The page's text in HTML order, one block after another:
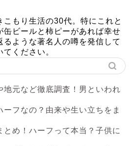
もり生活の30代。特にこれと
缶ビールと柿ピーがあれば幸せ
るような著名人の噂を発信して
ください。
地元など徹底調査！男といわれ
フなの？由来や生い立ちをま
とめ！ハーフって本当？子供に